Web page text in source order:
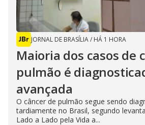
JORNAL DE BRASÍLIA/ HÁ 1 HORA
Maioria dos casos de
pulmão é
avançada
O câncer de pulmão segue sendo
tardiamente no Brasil, segundo
Lado a Lado pela Vida a...